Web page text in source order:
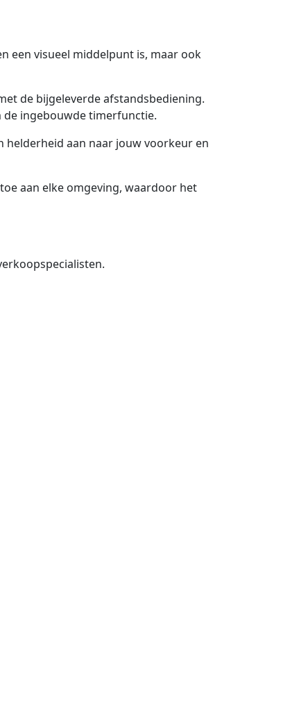
een visueel middelpunt is, maar ook
de bijgeleverde afstandsbediening.
de ingebouwde timerfunctie.
helderheid aan naar jouw voorkeur en
aan elke omgeving, waardoor het